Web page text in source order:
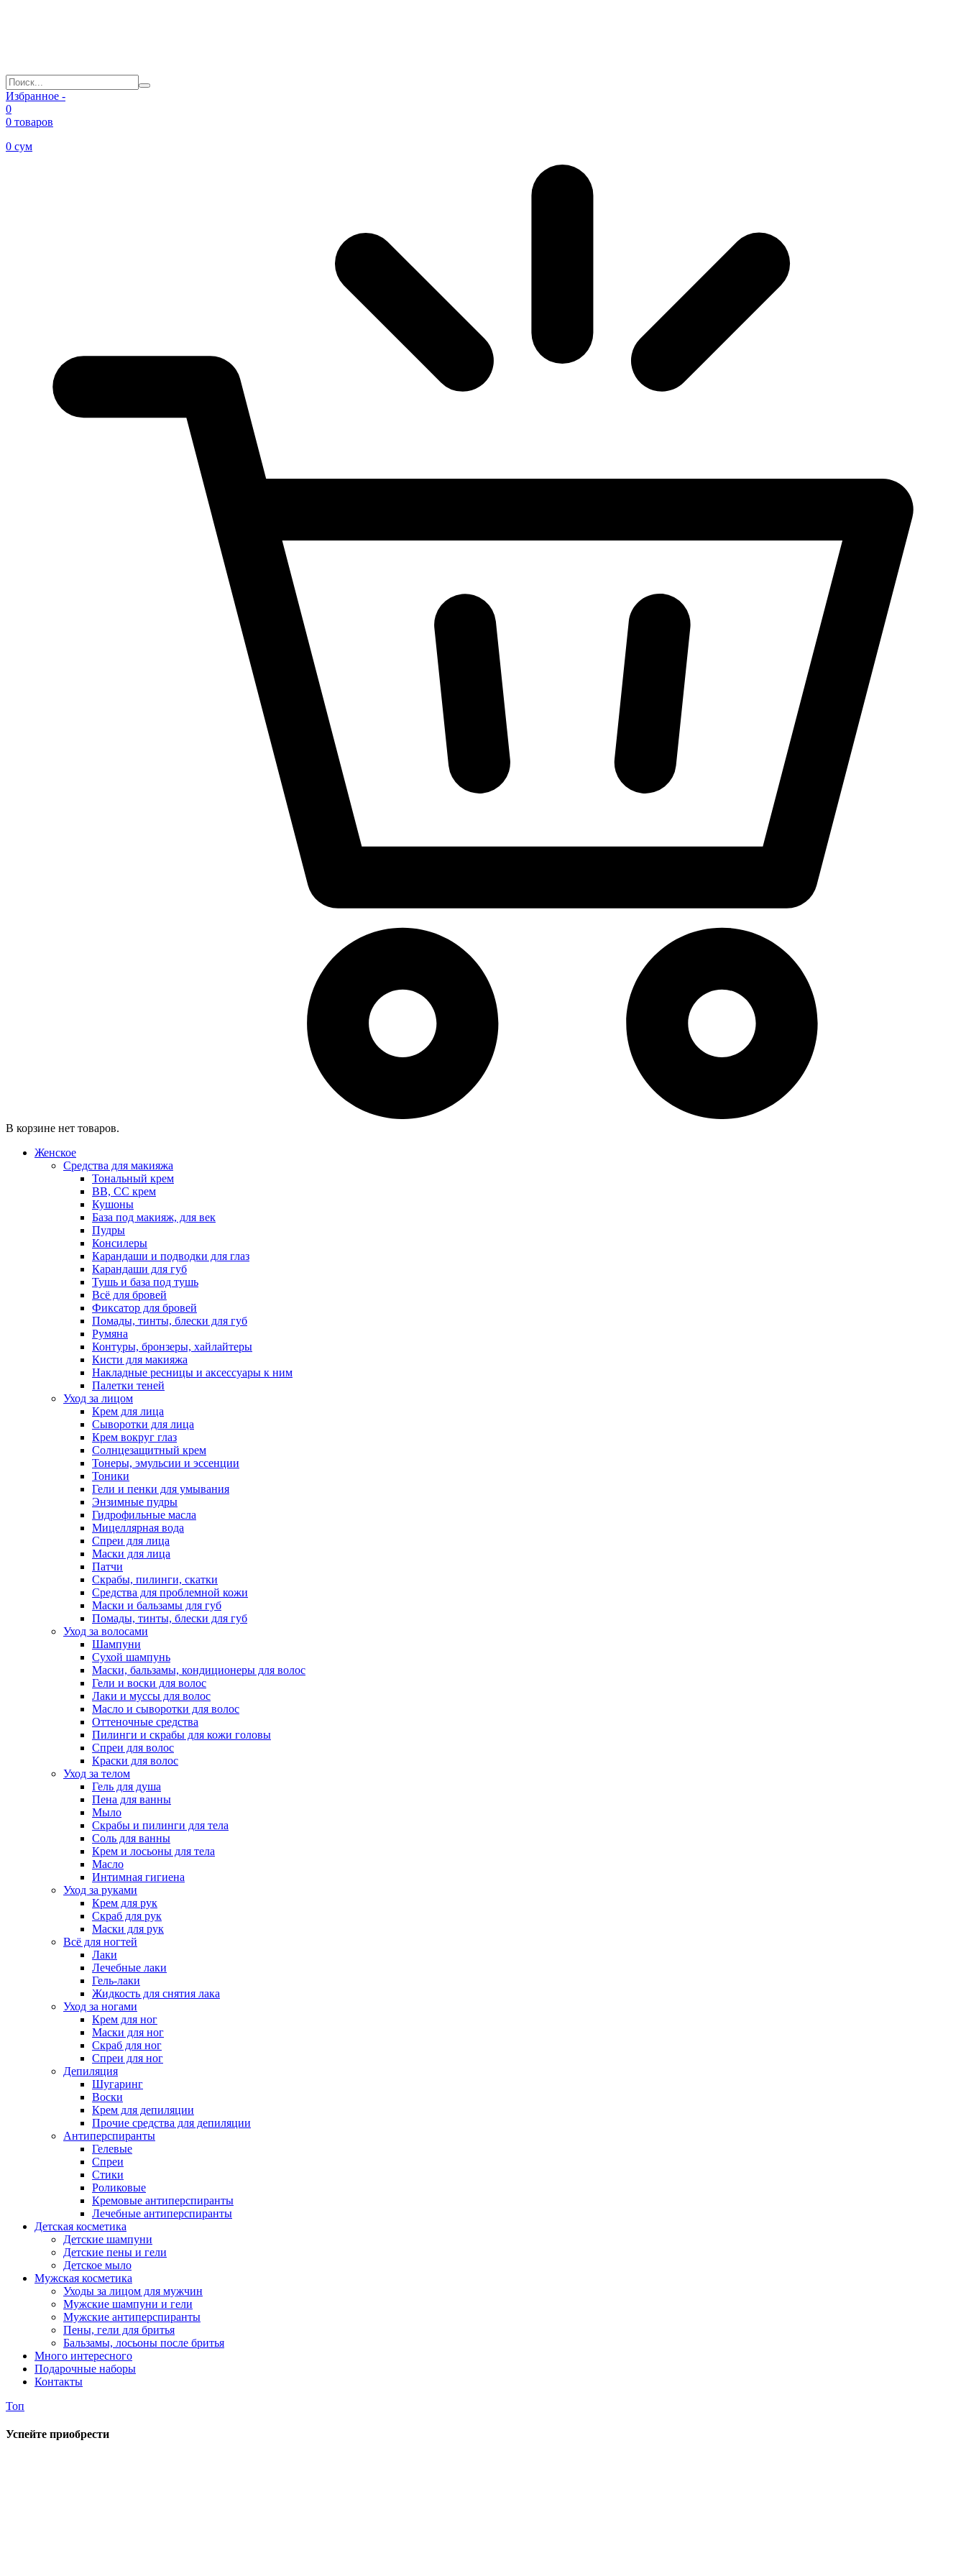
Избранное -
0
0 товаров
0 сум
В корзине нет товаров.
Женское
Средства для макияжа
Тональный крем
BB, CC крем
Кушоны
База под макияж, для век
Пудры
Консилеры
Карандаши и подводки для глаз
Карандаши для губ
Тушь и база под тушь
Всё для бровей
Фиксатор для бровей
Помады, тинты, блески для губ
Румяна
Контуры, бронзеры, хайлайтеры
Кисти для макияжа
Накладные ресницы и аксессуары к ним
Палетки теней
Уход за лицом
Крем для лица
Сыворотки для лица
Крем вокруг глаз
Солнцезащитный крем
Тонеры, эмульсии и эссенции
Тоники
Гели и пенки для умывания
Энзимные пудры
Гидрофильные масла
Мицеллярная вода
Спреи для лица
Маски для лица
Патчи
Скрабы, пилинги, скатки
Средства для проблемной кожи
Маски и бальзамы для губ
Помады, тинты, блески для губ
Уход за волосами
Шампуни
Сухой шампунь
Маски, бальзамы, кондиционеры для волос
Гели и воски для волос
Лаки и муссы для волос
Масло и сыворотки для волос
Оттеночные средства
Пилинги и скрабы для кожи головы
Спреи для волос
Краски для волос
Уход за телом
Гель для душа
Пена для ванны
Мыло
Скрабы и пилинги для тела
Соль для ванны
Крем и лосьоны для тела
Масло
Интимная гигиена
Уход за руками
Крем для рук
Скраб для рук
Маски для рук
Всё для ногтей
Лаки
Лечебные лаки
Гель-лаки
Жидкость для снятия лака
Уход за ногами
Крем для ног
Маски для ног
Скраб для ног
Спреи для ног
Депиляция
Шугаринг
Воски
Крем для депиляции
Прочие средства для депиляции
Антиперспиранты
Гелевые
Спреи
Стики
Роликовые
Кремовые антиперспиранты
Лечебные антиперспиранты
Детская косметика
Детские шампуни
Детские пены и гели
Детское мыло
Мужская косметика
Уходы за лицом для мужчин
Мужские шампуни и гели
Мужские антиперспиранты
Пены, гели для бритья
Бальзамы, лосьоны после бритья
Много интересного
Подарочные наборы
Контакты
Топ
Успейте приобрести